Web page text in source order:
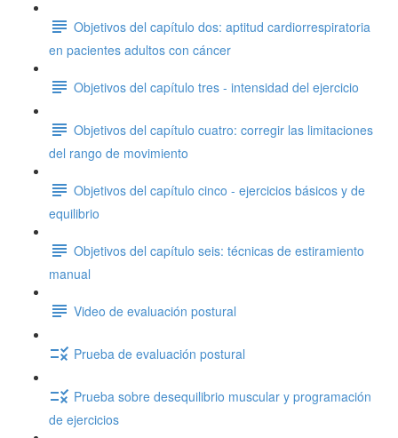
Objetivos del capítulo dos: aptitud cardiorrespiratoria
en pacientes adultos con cáncer
Objetivos del capítulo tres - intensidad del ejercicio
Objetivos del capítulo cuatro: corregir las limitaciones
del rango de movimiento
Objetivos del capítulo cinco - ejercicios básicos y de
equilibrio
Objetivos del capítulo seis: técnicas de estiramiento
manual
Video de evaluación postural
Prueba de evaluación postural
Prueba sobre desequilibrio muscular y programación
de ejercicios